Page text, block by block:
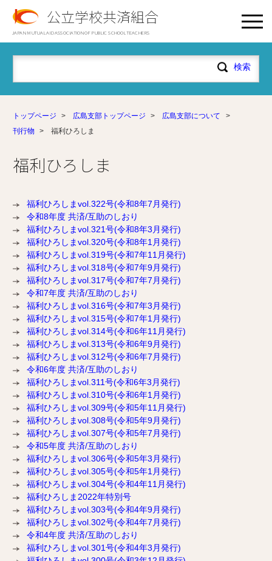
公立学校共済組合
JAPAN MUTUAL AID ASSOCIATION OF PUBLIC SCHOOL TEACHERS
トップページ > 広島支部トップページ > 広島支部について
>
刊行物
> 福利ひろしま
福利ひろしま
福利ひろしまvol.322号(令和8年7月発行)
令和8年度 共済/互助のしおり
福利ひろしまvol.321号(令和8年3月発行)
福利ひろしまvol.320号(令和8年1月発行)
福利ひろしまvol.319号(令和7年11月発行)
福利ひろしまvol.318号(令和7年9月発行)
福利ひろしまvol.317号(令和7年7月発行)
令和7年度 共済/互助のしおり
福利ひろしまvol.316号(令和7年3月発行)
福利ひろしまvol.315号(令和7年1月発行)
福利ひろしまvol.314号(令和6年11月発行)
福利ひろしまvol.313号(令和6年9月発行)
福利ひろしまvol.312号(令和6年7月発行)
令和6年度 共済/互助のしおり
福利ひろしまvol.311号(令和6年3月発行)
福利ひろしまvol.310号(令和6年1月発行)
福利ひろしまvol.309号(令和5年11月発行)
福利ひろしまvol.308号(令和5年9月発行)
福利ひろしまvol.307号(令和5年7月発行)
令和5年度 共済/互助のしおり
福利ひろしまvol.306号(令和5年3月発行)
福利ひろしまvol.305号(令和5年1月発行)
福利ひろしまvol.304号(令和4年11月発行)
福利ひろしま2022年特別号
福利ひろしまvol.303号(令和4年9月発行)
福利ひろしまvol.302号(令和4年7月発行)
令和4年度 共済/互助のしおり
福利ひろしまvol.301号(令和4年3月発行)